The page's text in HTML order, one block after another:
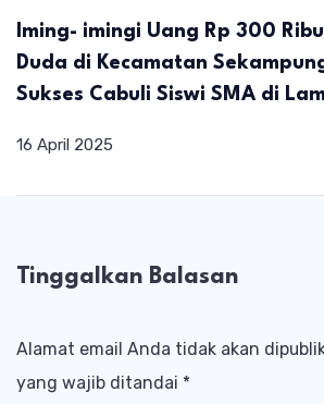
Iming- imingi Uang Rp 300
Duda di Kecamatan
Sukses Cabuli Siswi SMA di
16 April 2025
Tinggalkan Balasan
Alamat email Anda tidak akan
yang wajib ditandai *